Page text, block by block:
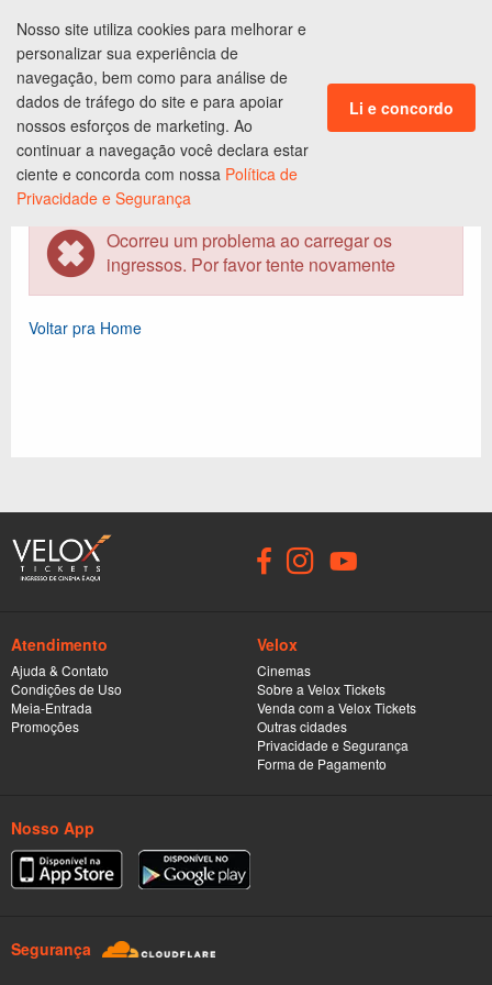
Ingressos em São Paulo
Programação do Cinema
Ocorreu um problema ao carregar os
ingressos. Por favor tente novamente
Voltar pra Home
Atendimento
Ajuda & Contato
Condições de Uso
Meia-Entrada
Promoções
Velox
Cinemas
Sobre a Velox Tickets
Venda com a Velox Tickets
Outras cidades
Privacidade e Segurança
Forma de Pagamento
Nosso App
Segurança
Nosso site utiliza cookies para melhorar e
personalizar sua experiência de
navegação, bem como para análise de
dados de tráfego do site e para apoiar
nossos esforços de marketing. Ao
continuar a navegação você declara estar
ciente e concorda com nossa Política de
Privacidade e Segurança
Li e concordo